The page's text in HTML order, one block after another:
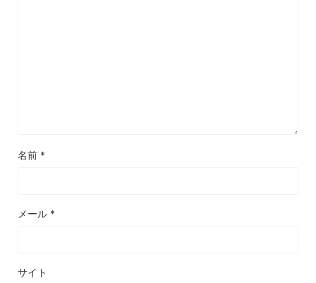
名前 *
メール *
サイト